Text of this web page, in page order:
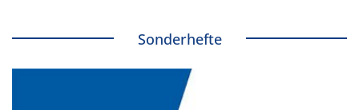
Sonderhefte